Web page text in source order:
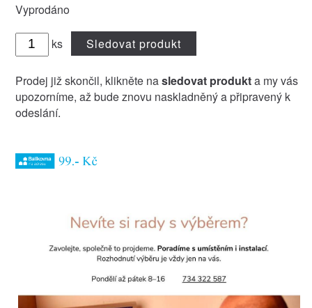
Vyprodáno
ks Sledovat produkt
Prodej již skončil, klikněte nasledovat produkta my vás
upozorníme, až bude znovu naskladněný a připravený k
odeslání.